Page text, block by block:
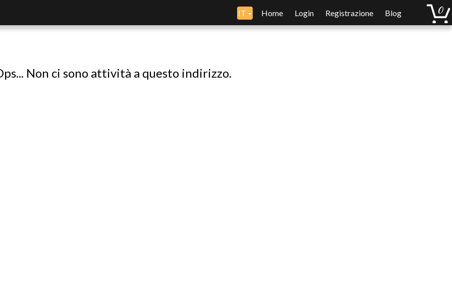
IT Home Login Registrazione Blog
Non ci sono attività a questo indirizzo.